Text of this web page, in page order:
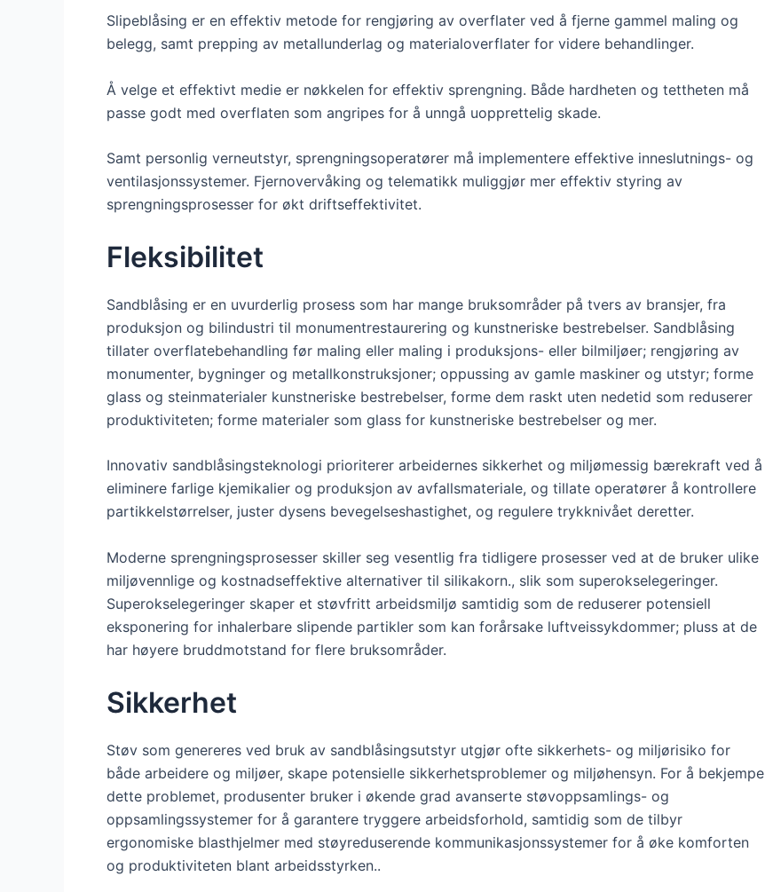
Slipeblåsing er en effektiv metode for rengjøring av overflater ved å fjerne gammel maling og
belegg, samt prepping av metallunderlag og materialoverflater for videre behandlinger.
Å velge et effektivt medie er nøkkelen for effektiv sprengning. Både hardheten og tettheten må
passe godt med overflaten som angripes for å unngå uopprettelig skade.
Samt personlig verneutstyr, sprengningsoperatører må implementere effektive inneslutnings- og
ventilasjonssystemer. Fjernovervåking og telematikk muliggjør mer effektiv styring av
sprengningsprosesser for økt driftseffektivitet.
Fleksibilitet
Sandblåsing er en uvurderlig prosess som har mange bruksområder på tvers av bransjer, fra
produksjon og bilindustri til monumentrestaurering og kunstneriske bestrebelser. Sandblåsing
tillater overflatebehandling før maling eller maling i produksjons- eller bilmiljøer; rengjøring av
monumenter, bygninger og metallkonstruksjoner; oppussing av gamle maskiner og utstyr; forme
glass og steinmaterialer kunstneriske bestrebelser, forme dem raskt uten nedetid som reduserer
produktiviteten; forme materialer som glass for kunstneriske bestrebelser og mer.
Innovativ sandblåsingsteknologi prioriterer arbeidernes sikkerhet og miljømessig bærekraft ved å
eliminere farlige kjemikalier og produksjon av avfallsmateriale, og tillate operatører å kontrollere
partikkelstørrelser, juster dysens bevegelseshastighet, og regulere trykknivået deretter.
Moderne sprengningsprosesser skiller seg vesentlig fra tidligere prosesser ved at de bruker ulike
miljøvennlige og kostnadseffektive alternativer til silikakorn., slik som superokselegeringer.
Superokselegeringer skaper et støvfritt arbeidsmiljø samtidig som de reduserer potensiell
eksponering for inhalerbare slipende partikler som kan forårsake luftveissykdommer; pluss at de
har høyere bruddmotstand for flere bruksområder.
Sikkerhet
Støv som genereres ved bruk av sandblåsingsutstyr utgjør ofte sikkerhets- og miljørisiko for
både arbeidere og miljøer, skape potensielle sikkerhetsproblemer og miljøhensyn. For å bekjempe
dette problemet, produsenter bruker i økende grad avanserte støvoppsamlings- og
oppsamlingssystemer for å garantere tryggere arbeidsforhold, samtidig som de tilbyr
ergonomiske blasthjelmer med støyreduserende kommunikasjonssystemer for å øke komforten
og produktiviteten blant arbeidsstyrken..